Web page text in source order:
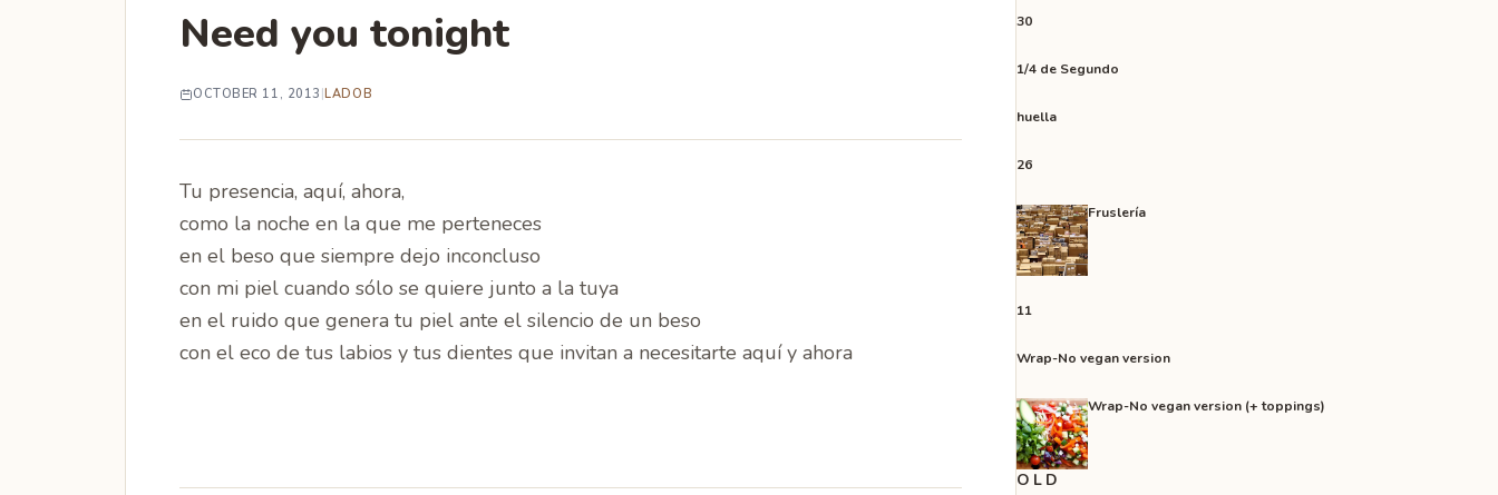
Need you tonight
OCTOBER 11, 2013 |LADOB
Tu presencia, aquí, ahora,
como la noche en la que me perteneces
en el beso que siempre dejo inconcluso
con mi piel cuando sólo se quiere junto a la tuya
en el ruido que genera tu piel ante el silencio de un beso
con el eco de tus labios y tus dientes que invitan a necesitarte aquí y ahora
30
1/4 de Segundo
huella
26
Fruslería
11
Wrap-No vegan version
Wrap-No vegan version (+ toppings)
OLD